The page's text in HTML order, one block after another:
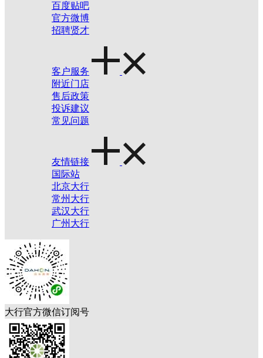
百度贴吧
官方微博
招聘贤才
客户服务
附近门店
售后政策
投诉建议
常见问题
友情链接
国际站
北京大行
常州大行
武汉大行
广州大行
大行官方微信订阅号